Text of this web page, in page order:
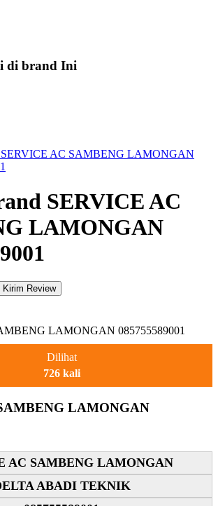
di brand Ini
SERVICE AC SAMBENG LAMONGAN
SERVICE AC
LAMONGAN
Dilihat
726 kali
LAMONGAN
AC SAMBENG LAMONGAN
ABADI TEKNIK